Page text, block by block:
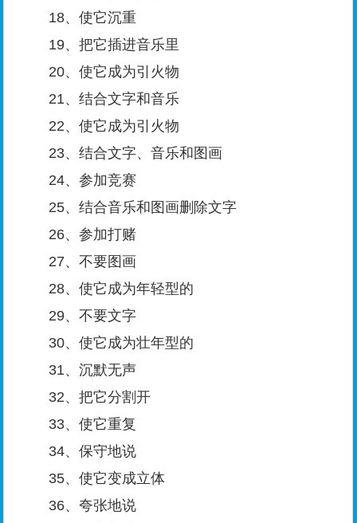
18、使它沉重
19、把它插进音乐里
20、使它成为引火物
21、结合文字和音乐
22、使它成为引火物
23、结合文字、音乐和图画
24、参加竞赛
25、结合音乐和图画删除文字
26、参加打赌
27、不要图画
28、使它成为年轻型的
29、不要文字
30、使它成为壮年型的
31、沉默无声
32、把它分割开
33、使它重复
34、保守地说
35、使它变成立体
36、夸张地说